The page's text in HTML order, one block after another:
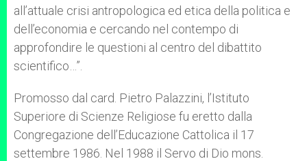
all’attuale crisi antropologica ed etica della politica e
dell’economia e cercando nel contempo di
approfondire le questioni al centro del dibattito
scientifico…”.
Promosso dal card. Pietro Palazzini, l’Istituto
Superiore di Scienze Religiose fu eretto dalla
Congregazione dell’Educazione Cattolica il 17
settembre 1986. Nel 1988 il Servo di Dio mons.